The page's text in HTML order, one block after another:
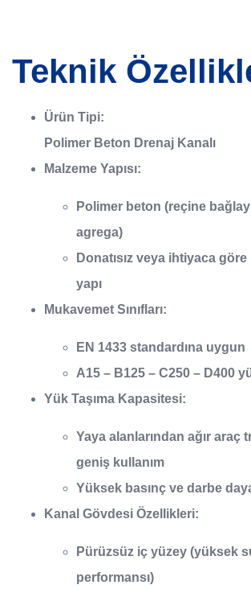
Teknik
Ürün Tipi:
Polimer Beton Drenaj Kanalı
Malzeme Yapısı:
Polimer beton (reçine
agrega)
Donatısız veya ihtiyaca
yapı
Mukavemet Sınıfları:
EN 1433 standardına uygun
A15 – B125 – C250 – D400
Yük Taşıma Kapasitesi:
Yaya alanlarından ağır araç
geniş kullanım
Yüksek basınç ve darbe
Kanal Gövdesi Özellikleri:
Pürüzsüz iç yüzey (yüksek
performansı)